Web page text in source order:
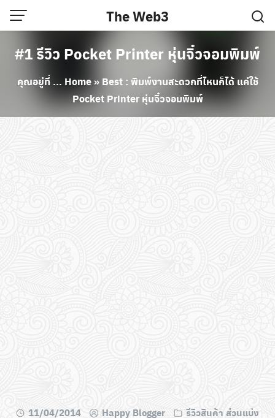
Skip
to
content
The Web3
#1 รีวิว Pocket Printer หุ่นจิ๋วจอมพิมพ์
คุณอยู่ที่ ... Home» Best : พิมพ์งานสะดวกที่ไหนก็ได้ แค่ใช้
Pocket Printer หุ่นจิ๋วจอมพิมพ์
11/04/2014 Happy Blogger
รีวิวสินค้า ส่วนแบ่ง